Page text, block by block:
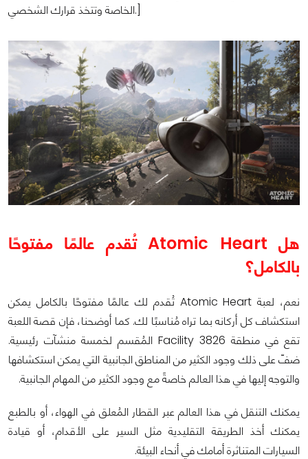
الخاصة وتتخذ قرارك الشخصي.]
هل Atomic Heart تُقدم عالمًا مفتوحًا
بالكامل؟
نعم، لعبة Atomic Heart تُقدم لك عالمًا مفتوحًا بالكامل يمكن
استكشاف كل أركانه بما تراه مُناسبًا لك. كما أوضحنا، فإن قصة اللعبة
تقع في منطقة Facility 3826 المُقسم لخمسة منشآت رئيسية.
ضفّ على ذلك وجود الكثير من المناطق الجانبية التي يمكن استكشافها
والتوجه إليها في هذا العالم خاصةً مع وجود الكثير من المهام الجانبية.
يمكنك التنقل في هذا العالم عبر القطار المُعلق في الهواء، أو بالطبع
يمكنك أخذ الطريقة التقليدية مثل السير على الأقدام، أو قيادة
السيارات المتناثرة أمامك في أنحاء البيئة.